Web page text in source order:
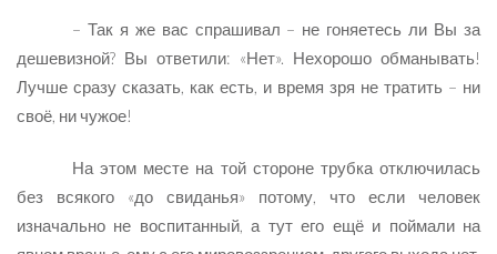
– Так я же вас спрашивал – не гоняетесь ли Вы за
дешевизной? Вы ответили: «Нет». Нехорошо обманывать!
Лучше сразу сказать, как есть, и время зря не тратить – ни
своё, ни чужое!
На этом месте на той стороне трубка отключилась
без всякого «до свиданья» потому, что если человек
изначально не воспитанный, а тут его ещё и поймали на